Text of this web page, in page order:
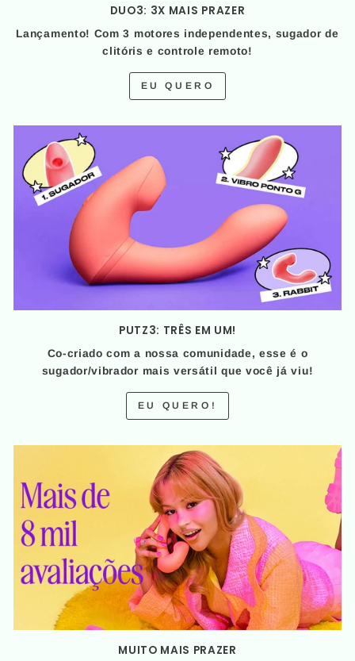
DUO3: 3X MAIS PRAZER
Lançamento! Com 3 motores independentes, sugador de
clitóris e controle remoto!
EU QUERO
PUTZ3: TRÊS EM UM!
Co-criado com a nossa comunidade, esse é o
sugador/vibrador mais versátil que você já viu!
EU QUERO!
MUITO MAIS PRAZER